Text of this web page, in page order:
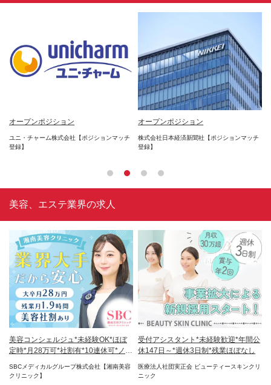
オープンポジション
ユニ・チャーム株式会社【ポジションマッチ
登録】
オープンポジション
株式会社日本経済新聞社【ポジションマッチ
登録】
美容、エステ業界の求人
美容コンシェルジュ*未経験OK*ほぼ
定時*月28万可*社割有*10連休可*ノル
SBCメディカルグループ株式会社【湘南美容
クリニック】
受付アシスタント*未経験歓迎*年間公
休147日～*週休3日制*残業ほぼなし
医療法人社団実正会 ビューティースキンクリ
ニック